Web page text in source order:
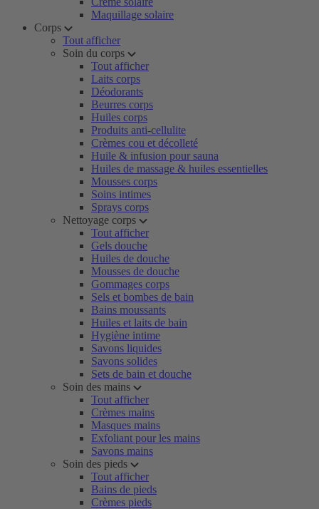
Maquillage solaire
Corps
Tout afficher
Soin du corps
Tout afficher
Laits corps
Déodorants
Beurres corps
Huiles corps
Produits anti-cellulite
Crèmes cou et décolleté
Huile & infusion pour sauna
Huiles de massage & huiles essentielles
Mousses corps
Soins intimes
Sprays corps
Nettoyage corps
Tout afficher
Gels douche
Huiles de douche
Mousses de douche
Gommages corps
Sels et bombes de bain
Bains moussants
Huiles et laits de bain
Hygiène intime
Savons liquides
Savons solides
Sets de bain et douche
Soin des mains
Tout afficher
Crèmes mains
Masques mains
Exfoliant pour les mains
Savons mains
Soin des pieds
Tout afficher
Bains de pieds
Crèmes pieds